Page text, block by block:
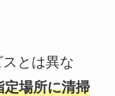
とは異な
定場所に清掃